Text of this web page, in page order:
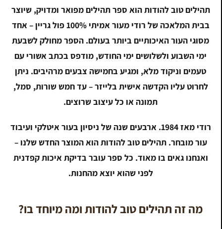
תהילים טוב להודות הוא ספר תהילים מפואר ומדויק, שיוצר
בבית המלאכה של רודי מעור אמיתי 100% פול גריין – אחד
מסוגי העור האיכותיים ביותר בעולם. הספר מחולק לשבעת
ימי השבוע ולשלושים ימי החודש, מודפס בכתב אשורי עם
טעמים וניקוד מלא, ומגיע בחמישה צבעים מרהיבים. ניתן
לחרוט עליו הקדשה אישית בלייזר – עד חמש שורות, סמל,
תמונה או כל עיצוב שרוצים.
רודי מאז 1984. ארבעים שנה של ניסיון בעור איטלקי ועיבוד
עור מובחר. תהילים טוב להודות הוא המוצר החדש שלנו –
ואנחנו גאים בו מאוד. כל ספר עובר בדיקת איכות קפדנית
לפני שהוא יוצא מהחנות.
מה זה תהילים טוב להודות ומה מיוחד בו?